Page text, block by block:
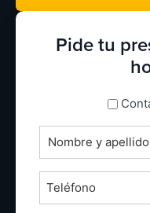
Pide tu
espanol_espanol
Nombre
completo
*Teléfono